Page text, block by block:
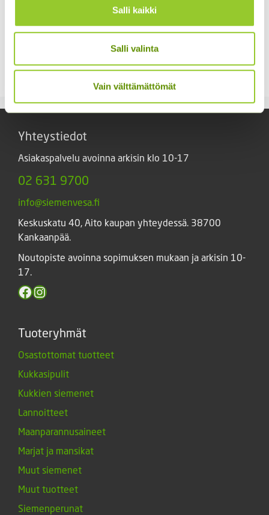
Salli kaikki
Salli valinta
Vain välttämättömät
Kamomillasaunio 5 g
Thai-basilika 1 g
5,50€ Sisältää arvonlisäveron
Yhteystiedot
Asiakaspalvelu avoinna arkisin klo 10-17
02 631 9700
info@siemenvesa.fi
Keskuskatu 40, Aito kaupan yhteydessä. 38700
Kankaanpää.
Noutopiste avoinna sopimuksen mukaan ja arkisin 10-
17.
Facebook
Instagram
Tuoteryhmät
Osastottomat tuotteet
Kukkasipulit
Kukkien siemenet
Lannoitteet
Maanparannusaineet
Marjat ja mansikat
Muut siemenet
Muut tuotteet
Siemenperunat